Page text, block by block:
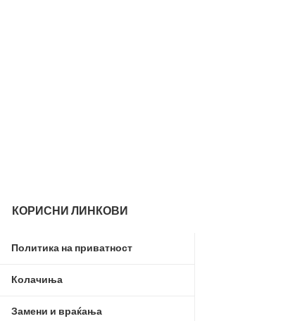
КОРИСНИ ЛИНКОВИ
Политика на приватност
Колачиња
Замени и враќања